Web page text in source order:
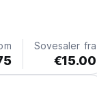
Sovesaler fra
€15.00